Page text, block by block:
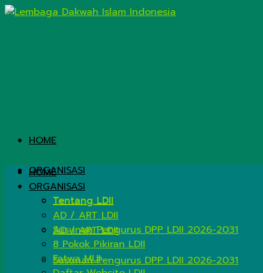
HOME
ORGANISASI
Tentang LDII
AD / ART LDII
Susunan Pengurus DPP LDII 2026-2031
HOME
ORGANISASI
Tentang LDII
AD / ART LDII
Susunan Pengurus DPP LDII 2026-2031
8 Pokok Pikiran LDII
Fatwa MUI